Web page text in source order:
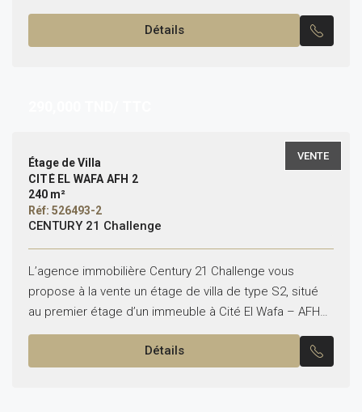
Wafa – AFH2 Nabeul. Cet appartement bien conçu
Détails
VENTE
Étage de Villa
CITÉ EL WAFA AFH 2
240 m²
Réf: 526493-2
CENTURY 21 Challenge
L’agence immobilière Century 21 Challenge vous
propose à la vente un étage de villa de type S2, situé
au premier étage d’un immeuble à Cité El Wafa – AFH2,
Nabeul. Il se...
Détails